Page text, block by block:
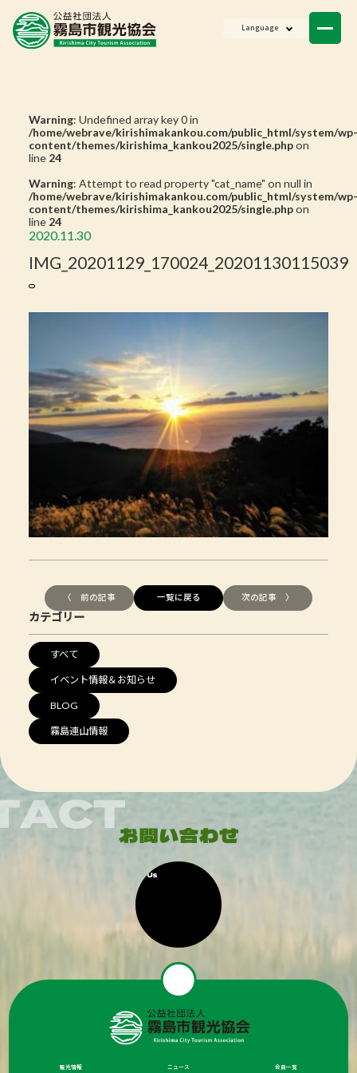
Language
Warning: Undefined array key 0 in
/home/webrave/kirishimakankou.com/public_html/system/wp-
content/themes/kirishima_kankou2025/single.phpon
line 24
Warning: Attempt to read property "cat_name" on null in
/home/webrave/kirishimakankou.com/public_html/system/wp-
content/themes/kirishima_kankou2025/single.phpon
line 24
2020.11.30
IMG_20201129_170024_20201130115039
〈 前の記事 一覧に戻る 次の記事 〉
カテゴリー
すべて
イベント情報＆お知らせ
BLOG
霧島連山情報
観光情報 ニュース 会員一覧